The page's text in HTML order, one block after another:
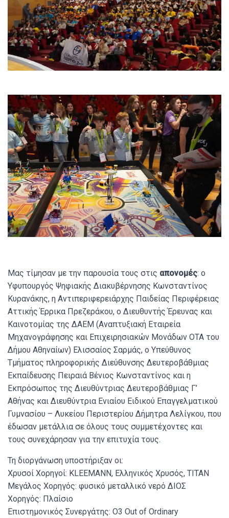
Μας τίμησαν με την παρουσία τους στις απονομές: o
Υφυπουργός Ψηφιακής Διακυβέρνησης Κωνσταντίνος
Κυρανάκης, η Αντιπεριφερειάρχης Παιδείας Περιφέρειας
Αττικής Έρρικα Πρεζεράκου, ο Διευθυντής Έρευνας και
Καινοτομίας της ΔΑΕΜ (Αναπτυξιακή Εταιρεία
Μηχανογράφησης και Επιχειρησιακών Μονάδων ΟΤΑ του
Δήμου Αθηναίων) Ελισσαίος Σαρμάς, ο Υπεύθυνος
Τμήματος πληροφορικής Διεύθυνσης Δευτεροβάθμιας
Εκπαίδευσης Πειραιά Βένιος Κωνσταντίνος και η
Εκπρόσωπος της Διευθύντριας Δευτεροβάθμιας Γ’
Αθήνας και Διευθύντρια Ενιαίου Ειδικού Επαγγελματικού
Γυμνασίου – Λυκείου Περιστερίου Δήμητρα Λελίγκου, που
έδωσαν μετάλλια σε όλους τους συμμετέχοντες και
τους συνεχάρησαν για την επιτυχία τους.
Τη διοργάνωση υποστήριξαν οι:
Χρυσοί Χορηγοί: KLEEMANN, Ελληνικός Χρυσός, ΤΙΤΑΝ
Μεγάλος Χορηγός: φυσικό μεταλλικό νερό ΔΙΟΣ
Χορηγός: Πλαίσιο
Επιστημονικός Συνεργάτης: Ο3 Out of Ordinary